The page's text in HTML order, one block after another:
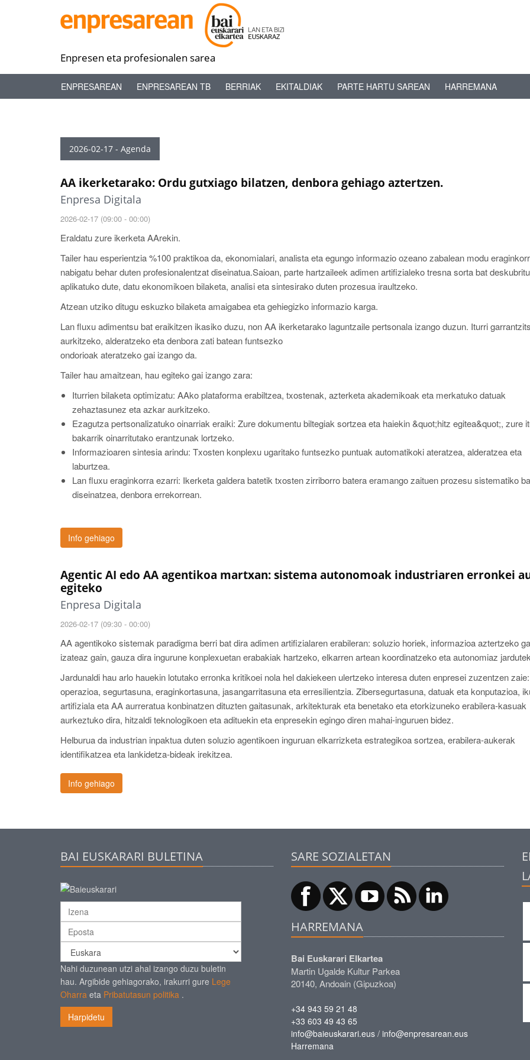
Enpresen eta profesionalen sarea
ENPRESAREAN ENPRESAREAN TB BERRIAK EKITALDIAK PARTE HARTU SAREAN HARREMANA
2026-02-17 - Agenda
AA ikerketarako: Ordu gutxiago bilatzen, denbora gehiago aztertzen.
Enpresa Digitala
2026-02-17 (09:00 - 00:00)
Eraldatu zure ikerketa AArekin.
Tailer hau esperientzia %100 praktikoa da, ekonomialari, analista eta egungo informazio ozeano zabalean modu
nabigatu behar duten profesionalentzat diseinatua.Saioan, parte hartzaileek adimen artifizialeko tresna sorta bat
aplikatuko dute, datu ekonomikoen bilaketa, analisi eta sintesirako duten prozesua iraultzeko.
Atzean utziko ditugu eskuzko bilaketa amaigabea eta gehiegizko informazio karga.
Lan fluxu adimentsu bat eraikitzen ikasiko duzu, non AA ikerketarako laguntzaile pertsonala izango duzun. Iturri
aurkitzeko, alderatzeko eta denbora zati batean funtsezko
ondorioak ateratzeko gai izango da.
Tailer hau amaitzean, hau egiteko gai izango zara:
Iturrien bilaketa optimizatu: AAko plataforma erabiltzea, txostenak, azterketa akademikoak eta merkatuko datuak
zehaztasunez eta azkar aurkitzeko.
Ezagutza pertsonalizatuko oinarriak eraiki: Zure dokumentu biltegiak sortzea eta haiekin &quot;hitz egitea&quot;, zure
bakarrik oinarritutako erantzunak lortzeko.
Informazioaren sintesia arindu: Txosten konplexu ugaritako funtsezko puntuak automatikoki ateratzea, alderatzea eta
laburtzea.
Lan fluxu eraginkorra ezarri: Ikerketa galdera batetik txosten zirriborro batera eramango zaituen prozesu sistematiko
diseinatzea, denbora errekorrean.
Info gehiago
Agentic AI edo AA agentikoa martxan: sistema autonomoak industriaren erronkei
egiteko
Enpresa Digitala
2026-02-17 (09:30 - 00:00)
AA agentikoko sistemak paradigma berri bat dira adimen artifizialaren erabileran: soluzio horiek, informazioa aztertzeko
izateaz gain, gauza dira ingurune konplexuetan erabakiak hartzeko, elkarren artean koordinatzeko eta autonomiaz
Jardunaldi hau arlo hauekin lotutako erronka kritikoei nola hel dakiekeen ulertzeko interesa duten enpresei zuzentzen zaie:
operazioa, segurtasuna, eraginkortasuna, jasangarritasuna eta erresilientzia. Zibersegurtasuna, datuak eta konputazioa,
artifiziala eta AA aurreratua konbinatzen dituzten gaitasunak, arkitekturak eta benetako eta etorkizuneko erabilera-kasuak
aurkeztuko dira, hitzaldi teknologikoen eta adituekin eta enpresekin egingo diren mahai-inguruen bidez.
Helburua da industrian inpaktua duten soluzio agentikoen inguruan elkarrizketa estrategikoa sortzea, erabilera-aukerak
identifikatzea eta lankidetza-bideak irekitzea.
Info gehiago
BAI EUSKARARI BULETINA
Nahi duzunean utzi ahal izango duzu buletin
hau. Argibide gehiagorako, irakurri gure Lege
Oharra eta Pribatutasun politika .
Harpidetu
SARE SOZIALETAN
HARREMANA
Bai Euskarari Elkartea
Martin Ugalde Kultur Parkea
20140, Andoain (Gipuzkoa)
+34 943 59 21 48
+33 603 49 43 65
info@baieuskarari.eus / info@enpresarean.eus
Harremana